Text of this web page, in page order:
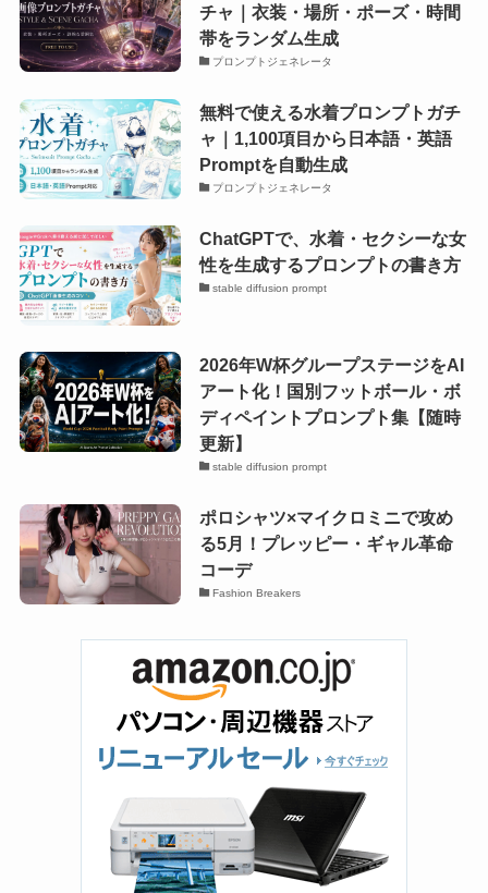
チャ｜衣装・場所・ポーズ・時間
帯をランダム生成
プロンプトジェネレータ
無料で使える水着プロンプトガチ
ャ｜1,100項目から日本語・英語
Promptを自動生成
プロンプトジェネレータ
ChatGPTで、水着・セクシーな女
性を生成するプロンプトの書き方
stable diffusion prompt
2026年W杯グループステージをAI
アート化！国別フットボール・ボ
ディペイントプロンプト集【随時
更新】
stable diffusion prompt
ポロシャツ×マイクロミニで攻め
る5月！プレッピー・ギャル革命
コーデ
Fashion Breakers